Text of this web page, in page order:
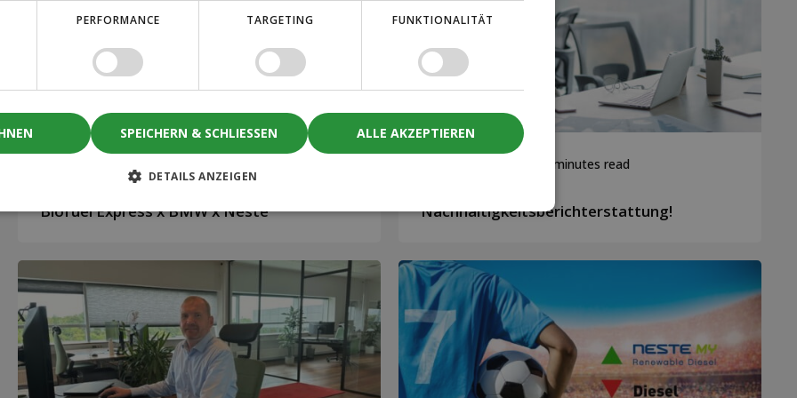
Biofuel Express x BMW x Neste
3 minutes read
Nachhaltigkeitsberichterstattung!
PERFORMANCE TARGETING FUNKTIONALITÄT
SPEICHERN & SCHLIESSEN ALLE AKZEPTIEREN
DETAILS ANZEIGEN